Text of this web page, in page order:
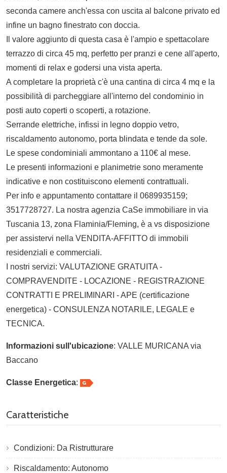
seconda camere anch'essa con uscita al balcone privato ed
infine un bagno finestrato con doccia.
Il valore aggiunto di questa casa è l'ampio e spettacolare
terrazzo di circa 45 mq, perfetto per pranzi e cene all'aperto,
momenti di relax e godersi una vista aperta.
A completare la proprietà c'è una cantina di circa 4 mq e la
possibilità di parcheggiare all'interno del condominio in
posti auto coperti o scoperti, a rotazione.
Serrande elettriche, infissi in legno doppio vetro,
riscaldamento autonomo, porta blindata e tende da sole.
Le spese condominiali ammontano a 110€ al mese.
Le presenti informazioni e planimetrie sono meramente
indicative e non costituiscono elementi contrattuali.
Per info e appuntamento contattare il 0689935159;
3517728727. La nostra agenzia CaSe immobiliare in via
Tuscania 13, zona Flaminia/Fleming, è a vs disposizione
per assistervi nella VENDITA-AFFITTO di immobili
residenziali e commerciali.
I nostri servizi: VALUTAZIONE GRATUITA -
COMPRAVENDITE - LOCAZIONE - REGISTRAZIONE
CONTRATTI E PRELIMINARI - APE (certificazione
energetica) - CONSULENZA NOTARILE, LEGALE e
TECNICA.
Informazioni sull'ubicazione: VALLE MURICANA via
Baccano
Classe Energetica:
Caratteristiche
Condizioni: Da Ristrutturare
Riscaldamento: Autonomo